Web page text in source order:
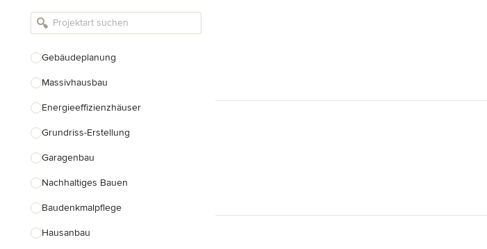
Armaturen & Sanitärbedarf
Einbauschränke
Gebäudeplanung
Massivhausbau
Energieeffizienzhäuser
Grundriss-Erstellung
Garagenbau
Nachhaltiges Bauen
Baudenkmalpflege
Hausanbau